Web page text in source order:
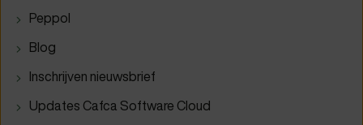
Peppol
Blog
Inschrijven nieuwsbrief
Updates Cafca Software Cloud